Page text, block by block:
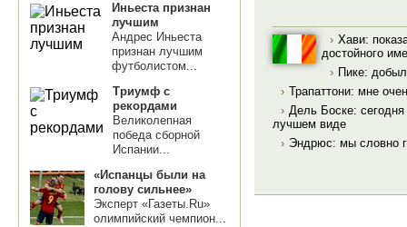
Иньеста признан
лучшим
Андрес Иньеста
признан лучшим
футболистом...
Триумф с
рекордами
Великолепная
победа сборной
Испании...
«Испанцы были на
голову сильнее»
Эксперт «Газеты.Ru»
олимпийский чемпион...
› Хави:
достойного
› Пике:
› Трапаттони: мне
› Дель Боске:
лучшем виде
› Эндрюс: мы словно